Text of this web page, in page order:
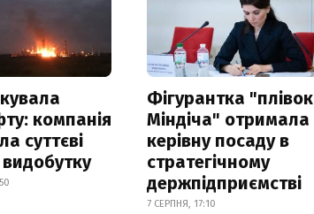
компанія
суттєві
Фігурантка "плівок
Міндіча" отримала
керівну посаду в
стратегічному
держпідприємстві
7 СЕРПНЯ, 17:10